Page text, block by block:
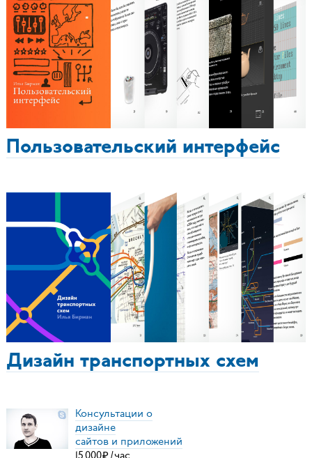
Пользовательский интерфейс
Дизайн транспортных схем
Консультации о
дизайне
сайтов и приложений
15000₽ /час